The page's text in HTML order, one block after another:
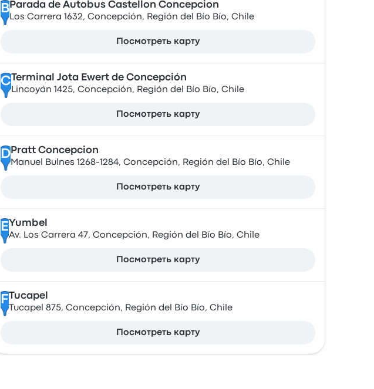
B Parada de Autobus Castellon Concepcion
Los Carrera 1632, Concepción, Región del Bío Bío, Chile
Посмотреть карту
CTerminal Jota Ewert de Concepción
Lincoyán 1425, Concepción, Región del Bío Bío, Chile
Посмотреть карту
DPratt Concepcion
Manuel Bulnes 1268-1284, Concepción, Región del Bío Bío, Chile
Посмотреть карту
EYumbel
Av. Los Carrera 47, Concepción, Región del Bío Bío, Chile
Посмотреть карту
F Tucapel
Tucapel 875, Concepción, Región del Bío Bío, Chile
Посмотреть карту